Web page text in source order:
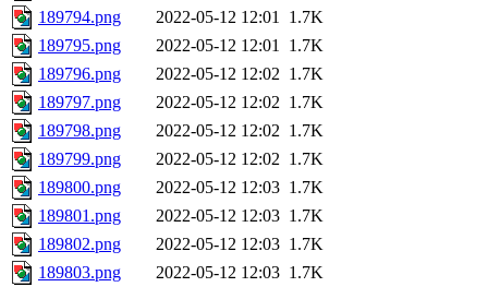
189794.png
2022-05-12 12:01 1.7K
189795.png
2022-05-12 12:01 1.7K
189796.png
2022-05-12 12:02 1.7K
189797.png
2022-05-12 12:02 1.7K
189798.png
2022-05-12 12:02 1.7K
189799.png
2022-05-12 12:02 1.7K
189800.png
2022-05-12 12:03 1.7K
189801.png
2022-05-12 12:03 1.7K
189802.png
2022-05-12 12:03 1.7K
189803.png
2022-05-12 12:03 1.7K